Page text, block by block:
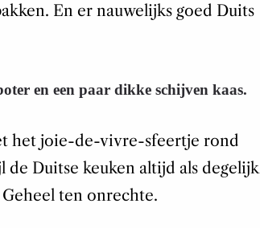
En er nauwelijks goed Duits
en een paar dikke schijven kaas.
het joie-de-vivre-sfeertje rond
de Duitse keuken altijd als degelijk
ten onrechte.